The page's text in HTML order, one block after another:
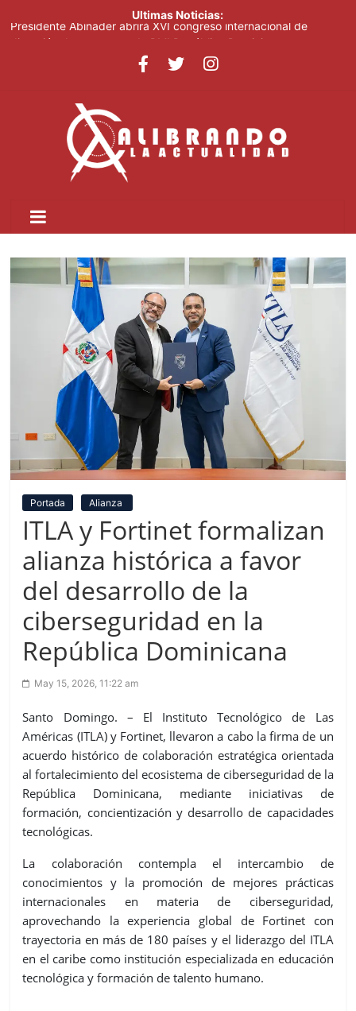
Ultimas Noticias:
Presidente Abinader abrirá XVI congreso internacional de
Carmen Lidia Williams afirma nuevo Código Penal fortalece la
edición dedicada a la biodiversidad
Sociedad civil demanda educación para la prevención de la
violencia contra niñas, niños y mujeres
Kamilolf indetenible con tema “No lo beses”
Portada Alianza
ITLA y Fortinet formalizan
alianza histórica a favor
del desarrollo de la
ciberseguridad en la
República Dominicana
May 15, 2026, 11:22 am
Santo Domingo. – El Instituto Tecnológico de Las
Américas (ITLA) y Fortinet, llevaron a cabo la firma de un
acuerdo histórico de colaboración estratégica orientada
al fortalecimiento del ecosistema de ciberseguridad de la
República Dominicana, mediante iniciativas de
formación, concientización y desarrollo de capacidades
tecnológicas.
La colaboración contempla el intercambio de
conocimientos y la promoción de mejores prácticas
internacionales en materia de ciberseguridad,
aprovechando la experiencia global de Fortinet con
trayectoria en más de 180 países y el liderazgo del ITLA
en el caribe como institución especializada en educación
tecnológica y formación de talento humano.